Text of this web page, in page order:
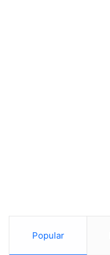
Popular